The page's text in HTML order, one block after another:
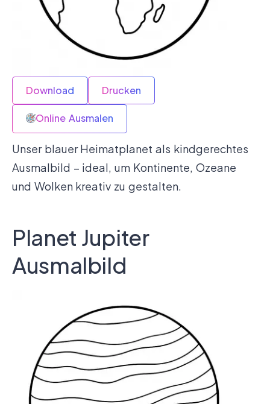
Download Drucken
Online Ausmalen
Unser blauer Heimatplanet als kindgerechtes
Ausmalbild – ideal, um Kontinente, Ozeane
und Wolken kreativ zu gestalten.
Planet Jupiter
Ausmalbild